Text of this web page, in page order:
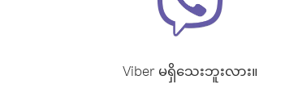
Viber မရှိသေးဘူးလား။